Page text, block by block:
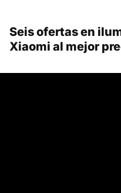
Seis ofertas en
Xiaomi al mejor